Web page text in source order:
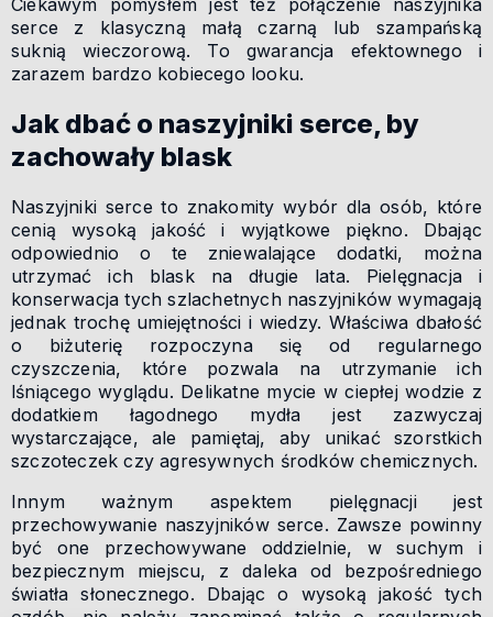
Ciekawym pomysłem jest też połączenie naszyjnika
serce z klasyczną małą czarną lub szampańską
suknią wieczorową. To gwarancja efektownego i
zarazem bardzo kobiecego looku.
Jak dbać o naszyjniki serce, by
zachowały blask
Naszyjniki serce to znakomity wybór dla osób, które
cenią wysoką jakość i wyjątkowe piękno. Dbając
odpowiednio o te zniewalające dodatki, można
utrzymać ich blask na długie lata. Pielęgnacja i
konserwacja tych szlachetnych naszyjników wymagają
jednak trochę umiejętności i wiedzy. Właściwa dbałość
o biżuterię rozpoczyna się od regularnego
czyszczenia, które pozwala na utrzymanie ich
lśniącego wyglądu. Delikatne mycie w ciepłej wodzie z
dodatkiem łagodnego mydła jest zazwyczaj
wystarczające, ale pamiętaj, aby unikać szorstkich
szczoteczek czy agresywnych środków chemicznych.
Innym ważnym aspektem pielęgnacji jest
przechowywanie naszyjników serce. Zawsze powinny
być one przechowywane oddzielnie, w suchym i
bezpiecznym miejscu, z daleka od bezpośredniego
światła słonecznego. Dbając o wysoką jakość tych